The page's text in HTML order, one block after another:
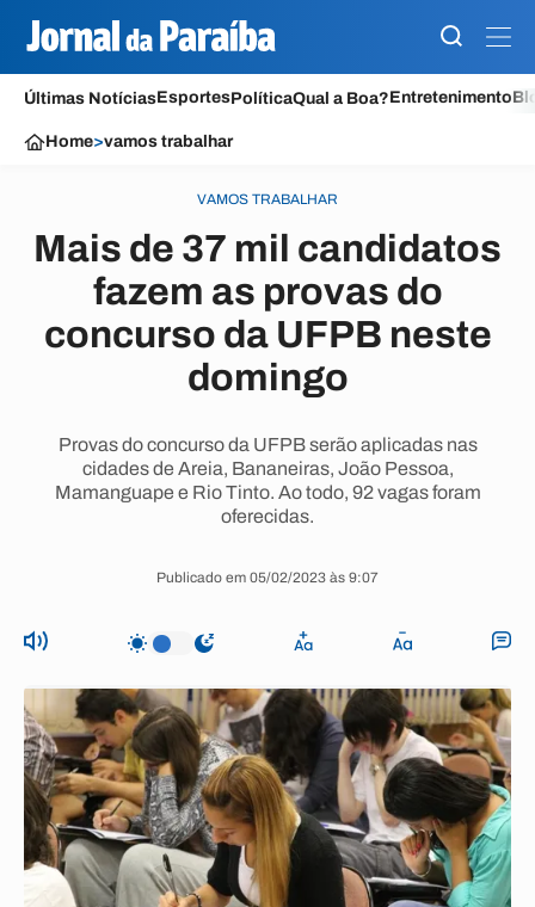
Últimas NotíciasEsportesPolíticaQual a Boa?Entretenimento
Home>vamos trabalhar
VAMOS TRABALHAR
Mais de 37 mil candidatos
fazem as provas do
concurso da UFPB neste
domingo
Provas do concurso da UFPB serão aplicadas nas
cidades de Areia, Bananeiras, João Pessoa,
Mamanguape e Rio Tinto. Ao todo, 92 vagas foram
oferecidas.
Publicado em 05/02/2023 às 9:07